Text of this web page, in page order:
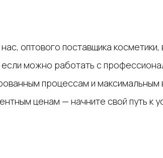
нас, оптового поставщика
если можно работать с
процессам и
ценам — начните свой путь к